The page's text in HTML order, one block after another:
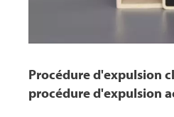
Procédure d'expulsion
procédure d'expulsion